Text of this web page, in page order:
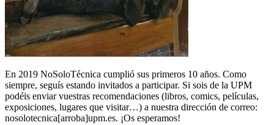
En 2019 NoSoloTécnica cumplió sus primeros 10 años. Como
siempre, seguís estando invitados a participar. Si sois de la UPM
podéis enviar vuestras recomendaciones (libros, comics, películas,
exposiciones, lugares que visitar…) a nuestra dirección de correo:
nosolotecnica[arroba]upm.es. ¡Os esperamos!